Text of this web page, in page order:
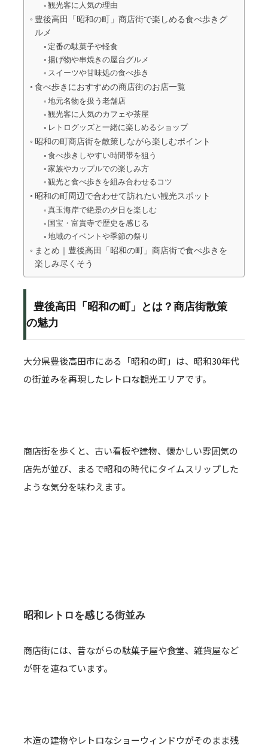
観光客に人気の理由
豊後高田「昭和の町」商店街で楽しめる食べ歩きグ
ルメ
定番の駄菓子や軽食
揚げ物や串焼きの屋台グルメ
スイーツや甘味処の食べ歩き
食べ歩きにおすすめの商店街のお店一覧
地元名物を扱う老舗店
観光客に人気のカフェや茶屋
レトログッズと一緒に楽しめるショップ
昭和の町商店街を散策しながら楽しむポイント
食べ歩きしやすい時間帯を狙う
家族やカップルでの楽しみ方
観光と食べ歩きを組み合わせるコツ
昭和の町周辺で合わせて訪れたい観光スポット
真玉海岸で絶景の夕日を楽しむ
国宝・富貴寺で歴史を感じる
地域のイベントや季節の祭り
まとめ｜豊後高田「昭和の町」商店街で食べ歩きを
楽しみ尽くそう
豊後高田「昭和の町」とは？商店街散策
の魅力
大分県豊後高田市にある「昭和の町」は、昭和30年代
の街並みを再現したレトロな観光エリアです。
商店街を歩くと、古い看板や建物、懐かしい雰囲気の
店先が並び、まるで昭和の時代にタイムスリップした
ような気分を味わえます。
昭和レトロを感じる街並み
商店街には、昔ながらの駄菓子屋や食堂、雑貨屋など
が軒を連ねています。
木造の建物やレトロなショーウィンドウがそのまま残